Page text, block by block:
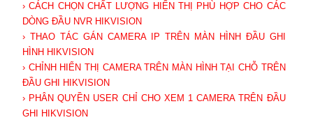
› CÁCH CHỌN CHẤT LƯỢNG HIỂN THỊ PHÙ HỢP CHO CÁC
DÒNG ĐẦU NVR HIKVISION
› THAO TÁC GÁN CAMERA IP TRÊN MÀN HÌNH ĐẦU GHI
HÌNH HIKVISION
› CHỈNH HIỂN THỊ CAMERA TRÊN MÀN HÌNH TẠI CHỖ TRÊN
ĐẦU GHI HIKVISION
› PHÂN QUYỀN USER CHỈ CHO XEM 1 CAMERA TRÊN ĐẦU
GHI HIKVISION